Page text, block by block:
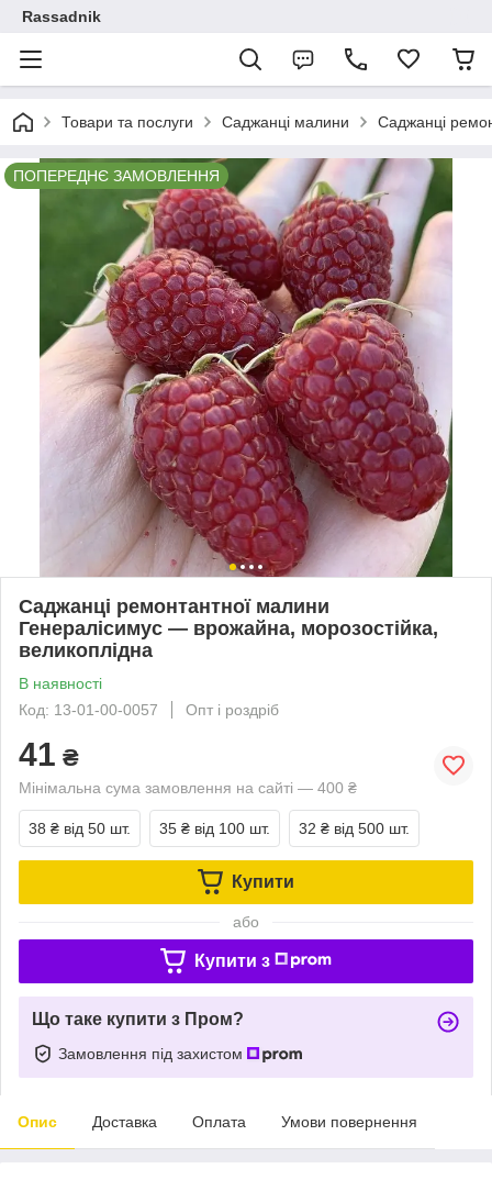
Rassadnik
Товари та послуги Саджанці малини Саджанці
ПОПЕРЕДНЄ ЗАМОВЛЕННЯ
Саджанці ремонтантної малини
Генералісимус — врожайна, морозостійка,
великоплідна
В наявності
Код: 13-01-00-0057
Опт і роздріб
41 ₴
Мінімальна сума замовлення на сайті — 400 ₴
38 ₴ від 50 шт. 35 ₴ від 100 шт. 32 ₴ від 500 шт.
Купити
або
Купити з
Що таке купити з Пром?
Замовлення під захистом
Опис Доставка Оплата Умови повернення